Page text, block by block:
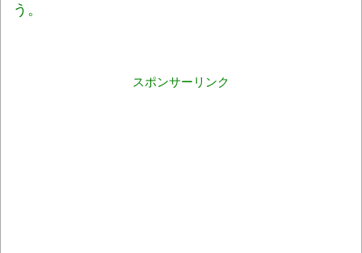
う。
スポンサーリンク